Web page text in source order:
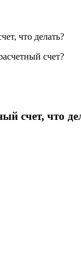
что делать?
счет?
счет, что